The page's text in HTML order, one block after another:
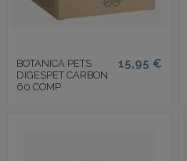
BOTANICA PETS
DIGESPET CARBON
60 COMP
15,95 €